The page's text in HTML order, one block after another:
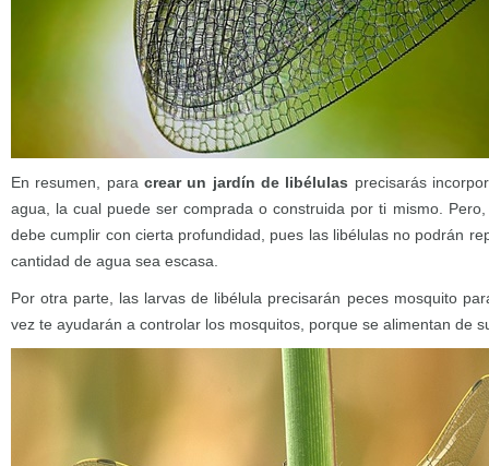
En resumen, para crear un jardín de libélulas precisarás
agua, la cual puede ser comprada o construida por ti mismo.
debe cumplir con cierta profundidad, pues las libélulas no podrán
cantidad de agua sea escasa.
Por otra parte, las larvas de libélula precisarán peces mosquito
vez te ayudarán a controlar los mosquitos, porque se alimentan de